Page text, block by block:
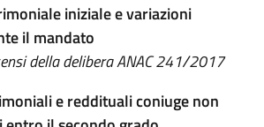
iniziale e variazioni
il mandato
della delibera ANAC 241/2017
e reddituali coniuge non